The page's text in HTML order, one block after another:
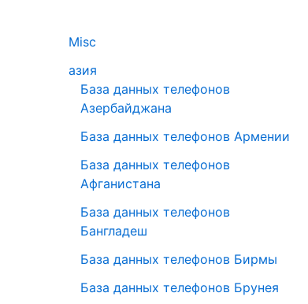
Misc
азия
База данных телефонов
Азербайджана
База данных телефонов Армении
База данных телефонов
Афганистана
База данных телефонов
Бангладеш
База данных телефонов Бирмы
База данных телефонов Брунея